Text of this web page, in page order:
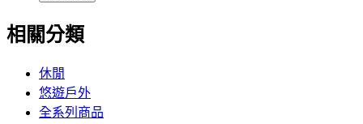
相關分類
休閒
悠遊戶外
全系列商品